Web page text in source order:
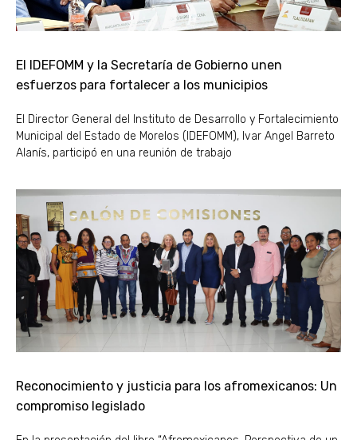
El IDEFOMM y la Secretaría de Gobierno unen
esfuerzos para fortalecer a los municipios
El Director General del Instituto de Desarrollo y Fortalecimiento
Municipal del Estado de Morelos (IDEFOMM), Ivar Angel Barreto
Alanís, participó en una reunión de trabajo
Reconocimiento y justicia para los afromexicanos: Un
compromiso legislado